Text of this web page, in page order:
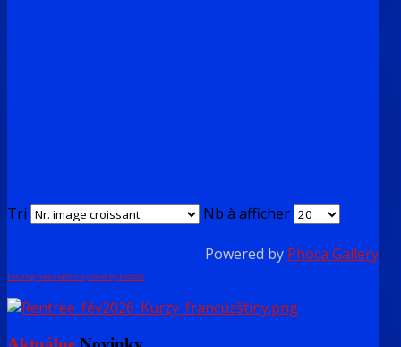
Tri Nb à afficher
Powered by Phoca Gallery
FaLang translation system by Faboba